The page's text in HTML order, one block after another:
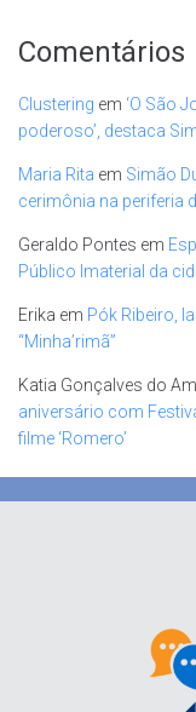
Comentários
Clustering em ‘O São
poderoso’, destaca
Maria Rita em Simão
cerimônia na periferia
Geraldo Pontes em
Público Imaterial da
Erika em Pók Ribeiro,
“Minha’rimã”
Katia Gonçalves do
aniversário com
filme ‘Romero’